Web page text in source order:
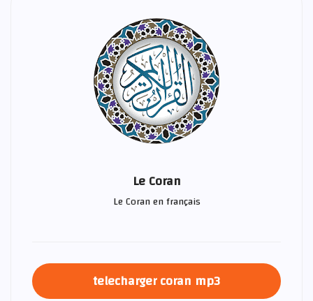
Le Coran
Le Coran en français
telecharger coran mp3